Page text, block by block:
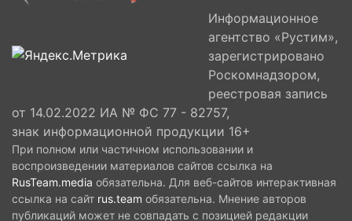
Информационное
агентство «Рустим»,
зарегистрировано
Роскомнадзором,
реестровая запись
от 14.02.2022 ИА № ФС 77 - 82757,
знак информационной продукции 16+
При полном или частичном использовании и
воспроизведении материалов сайтов ссылка на
RusTeam.media обязательна. Для веб-сайтов интерактивная
ссылка на сайт rus.team обязательна. Мнение авторов
публикаций может не совпадать с позицией редакции